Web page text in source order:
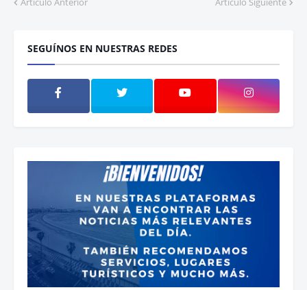
SEGUÍNOS EN NUESTRAS REDES